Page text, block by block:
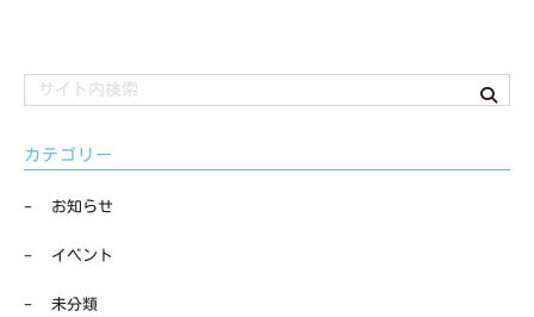
カテゴリー
お知らせ
イベント
未分類